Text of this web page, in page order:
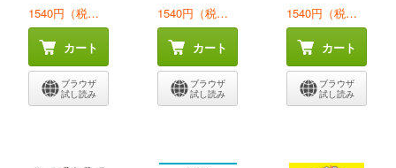
1540円（税込）
カート
ブラウザ
試し読み
1540円（税込）
カート
ブラウザ
試し読み
1540円（税込）
カート
ブラウザ
試し読み